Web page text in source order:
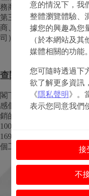
意的情況下，我
整體瀏覽體驗、
據您的興趣為您
（於本網站及
媒體相關的功能。
您可隨時透過下
欲了解更多資訊
《隱私聲明》。
表示您同意我們
接
不
務商 (包括Adyen) 、物流
第三方數據處理者或其
商、零售商、物流公司、
司），以達致上述目的。
查閱及更改已收集資
閣下有權免費查閱及更
感個人資料)，或要求撤
銷的意願。閣下可聯絡我
169號理文商業中心26樓
個工作天内回覆。